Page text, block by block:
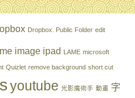
Dropbox. Public Folder edit
image ipad LAME microsoft
Quizlet remove background short cut
youtube 光影魔術手 動畫 字